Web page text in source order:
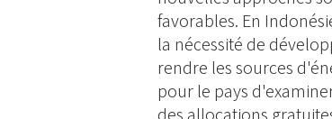
favorables. En
la nécessité de
rendre les sources
pour le pays